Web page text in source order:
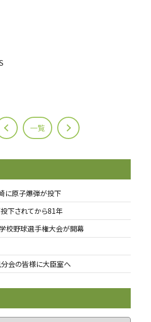
一覧
に原子爆弾が投下
下されてから81年
校野球選手権大会が開幕
分会の皆様に大臣室へ